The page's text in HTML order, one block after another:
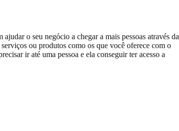
o seu negócio a chegar a mais pessoas através da
ou produtos como os que você oferece com o
ir até uma pessoa e ela conseguir ter acesso a